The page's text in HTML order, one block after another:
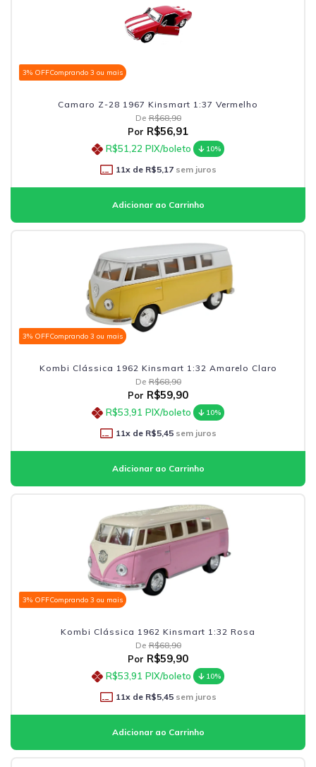
3% OFFComprando 3 ou mais
Camaro Z-28 1967 Kinsmart 1:37 Vermelho
De R$68,90
Por R$56,91
R$51,22 PIX/boleto 10%
11x de R$5,17sem juros
3% OFFComprando 3 ou mais
Kombi Clássica 1962 Kinsmart 1:32 Amarelo Claro
De R$68,90
Por R$59,90
R$53,91 PIX/boleto 10%
11x de R$5,45sem juros
3% OFFComprando 3 ou mais
Kombi Clássica 1962 Kinsmart 1:32 Rosa
De R$68,90
Por R$59,90
R$53,91 PIX/boleto 10%
11x de R$5,45sem juros